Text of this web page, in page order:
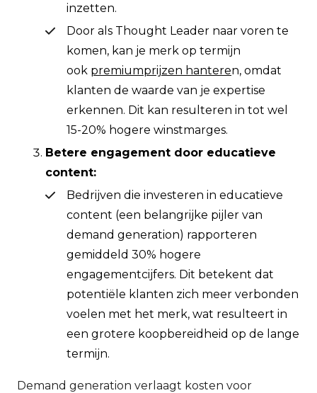
inzetten.
Door als Thought Leader naar voren te
komen, kan je merk op termijn
ook premiumprijzen hanteren, omdat
klanten de waarde van je expertise
erkennen. Dit kan resulteren in tot wel
15-20% hogere winstmarges.
Betere engagement door educatieve
content:
Bedrijven die investeren in educatieve
content (een belangrijke pijler van
demand generation) rapporteren
gemiddeld 30% hogere
engagementcijfers. Dit betekent dat
potentiële klanten zich meer verbonden
voelen met het merk, wat resulteert in
een grotere koopbereidheid op de lange
termijn.
Demand generation verlaagt kosten voor